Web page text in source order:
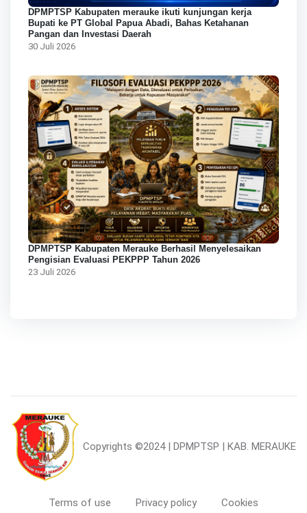
DPMPTSP Kabupaten merauke ikuti kunjungan kerja
Bupati ke PT Global Papua Abadi, Bahas Ketahanan
Pangan dan Investasi Daerah
30 Juli 2026
DPMPTSP Kabupaten Merauke Berhasil Menyelesaikan
Pengisian Evaluasi PEKPPP Tahun 2026
23 Juli 2026
Copyrights ©2024 | DPMPTSP | KAB. MERAUKE
Terms of use Privacy policy Cookies